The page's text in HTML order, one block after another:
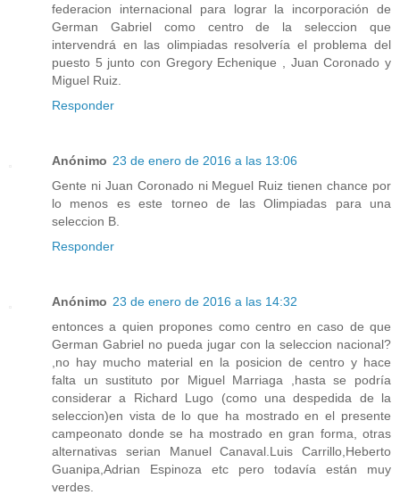
federacion internacional para lograr la incorporación de
German Gabriel como centro de la seleccion que
intervendrá en las olimpiadas resolvería el problema del
puesto 5 junto con Gregory Echenique , Juan Coronado y
Miguel Ruiz.
Responder
Anónimo 23 de enero de 2016 a las 13:06
Gente ni Juan Coronado ni Meguel Ruiz tienen chance por
lo menos es este torneo de las Olimpiadas para una
seleccion B.
Responder
Anónimo 23 de enero de 2016 a las 14:32
entonces a quien propones como centro en caso de que
German Gabriel no pueda jugar con la seleccion nacional?
,no hay mucho material en la posicion de centro y hace
falta un sustituto por Miguel Marriaga ,hasta se podría
considerar a Richard Lugo (como una despedida de la
seleccion)en vista de lo que ha mostrado en el presente
campeonato donde se ha mostrado en gran forma, otras
alternativas serian Manuel Canaval.Luis Carrillo,Heberto
Guanipa,Adrian Espinoza etc pero todavía están muy
verdes.